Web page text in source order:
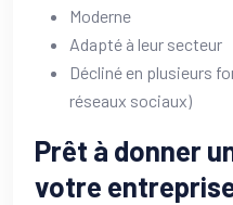
Moderne
Adapté à leur secteur
Décliné en plusieurs
réseaux sociaux)
Prêt à donner
votre